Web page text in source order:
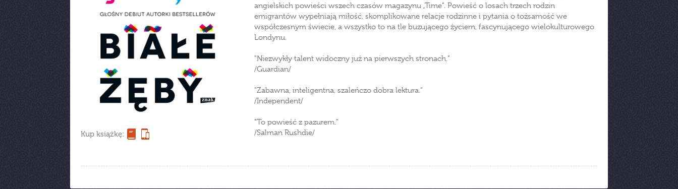
Kup książkę:
angielskich powieści wszech czasów magazynu „Time”. Powieść o losach trzech rodzin
emigrantów wypełniają miłość, skomplikowane relacje rodzinne i pytania o tożsamość we
współczesnym świecie, a wszystko to na tle buzującego życiem, fascynującego wielokulturowego
Londynu.
"Niezwykły talent widoczny już na pierwszych stronach."
/Guardian/
"Zabawna, inteligentna, szaleńczo dobra lektura."
/Independent/
"To powieść z pazurem."
/Salman Rushdie/